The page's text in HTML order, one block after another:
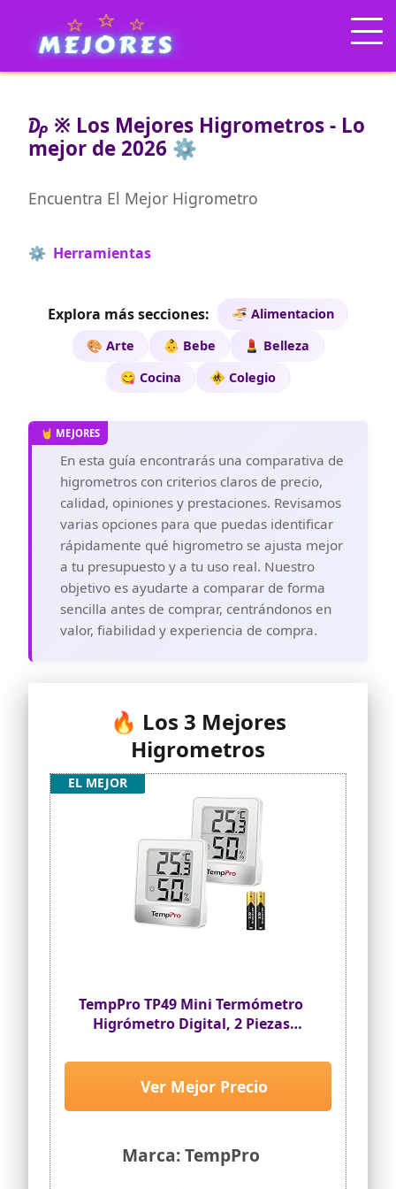
₯ ※ Los Mejores Higrometros - Lo
mejor de 2026 ⚙️
Encuentra El Mejor Higrometro
⚙️ Herramientas
Explora más secciones:
🍜 Alimentacion
🎨 Arte
👶 Bebe
💄 Belleza
😋 Cocina
🚸 Colegio
En esta guía encontrarás una comparativa de
higrometros con criterios claros de precio,
calidad, opiniones y prestaciones. Revisamos
varias opciones para que puedas identificar
rápidamente qué higrometro se ajusta mejor
a tu presupuesto y a tu uso real. Nuestro
objetivo es ayudarte a comparar de forma
sencilla antes de comprar, centrándonos en
valor, fiabilidad y experiencia de compra.
🔥 Los 3 Mejores
Higrometros
TempPro TP49 Mini Termómetro
Higrómetro Digital, 2 Piezas
Marca: TempPro
Ver Mejor Precio
EL MEJOR